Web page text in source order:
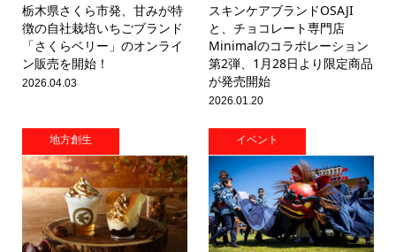
栃木県さくら市発、甘みが特
徴の自社栽培いちごブランド
「さくらベリー」のオンライ
ン販売を開始！
2026.04.03
スキンケアブランドOSAJI
と、チョコレート専門店
Minimalのコラボレーション
第2弾、1月28日より限定商品
が発売開始
2026.01.20
地方創生 イベント